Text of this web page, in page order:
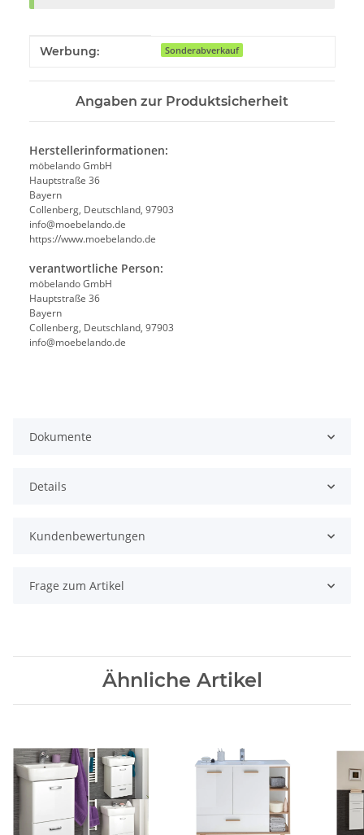
Produkteigenschaft
Wert
Werbung: Sonderabverkauf
Angaben zur Produktsicherheit
Herstellerinformationen:
möbelando GmbH
Hauptstraße 36
Bayern
Collenberg, Deutschland, 97903
info@moebelando.de
https://www.moebelando.de
verantwortliche Person:
möbelando GmbH
Hauptstraße 36
Bayern
Collenberg, Deutschland, 97903
info@moebelando.de
Dokumente
Details
Kundenbewertungen
Frage zum Artikel
Ähnliche Artikel